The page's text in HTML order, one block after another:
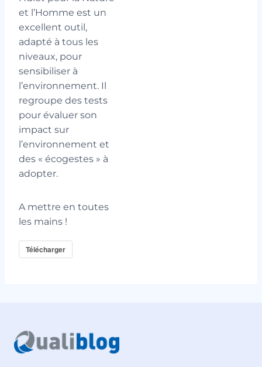
et l’Homme est un
excellent outil,
adapté à tous les
niveaux, pour
sensibiliser à
l’environnement. Il
regroupe des tests
pour évaluer son
impact sur
l’environnement et
des « écogestes » à
adopter.
A mettre en toutes
les mains !
Télécharger